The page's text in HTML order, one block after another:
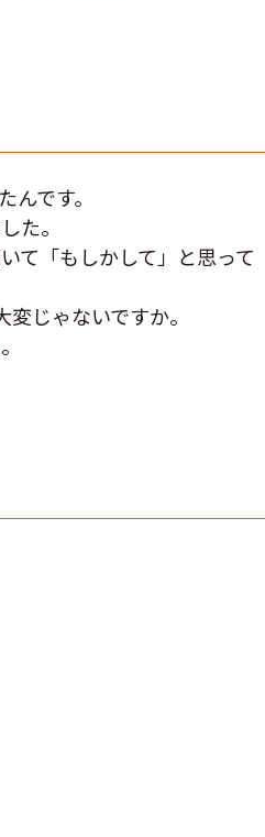
です。
た。
て「もしかして」と思って
じゃないですか。